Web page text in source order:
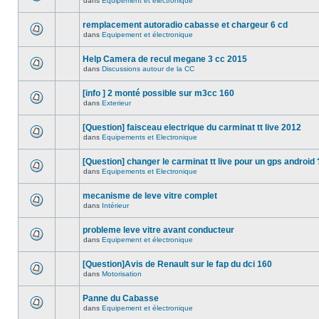
remplacement autoradio cabasse et chargeur 6 cd
dans Equipement et électronique
Help Camera de recul megane 3 cc 2015
dans Discussions autour de la CC
[info ] 2 monté possible sur m3cc 160
dans Exterieur
[Question] faisceau electrique du carminat tt live 2012
dans Equipements et Electronique
[Question] changer le carminat tt live pour un gps android
dans Equipements et Electronique
mecanisme de leve vitre complet
dans Intérieur
probleme leve vitre avant conducteur
dans Equipement et électronique
[Question]Avis de Renault sur le fap du dci 160
dans Motorisation
Panne du Cabasse
dans Equipement et électronique